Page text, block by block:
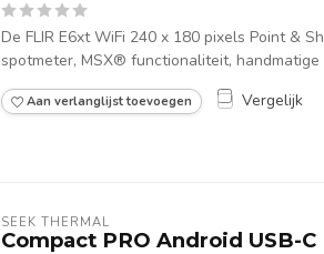
De FLIR E6xt WiFi 240 x 180 pixels Point &
spotmeter, MSX® functionaliteit, handmatige
Aan verlanglijst toevoegen Vergelijk
SEEK THERMAL
Compact PRO Android USB-C